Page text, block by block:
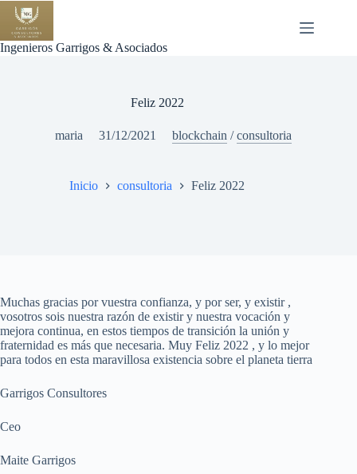
Saltar
contenido
Ingenieros Garrigos & Asociados
Feliz 2022
maria 31/12/2021 blockchain /consultoria
Inicio consultoria Feliz 2022
Muchas gracias por vuestra confianza, y por ser, y existir ,
vosotros sois nuestra razón de existir y nuestra vocación y
mejora continua, en estos tiempos de transición la unión y
fraternidad es más que necesaria. Muy Feliz 2022 , y lo mejor
para todos en esta maravillosa existencia sobre el planeta tierra
Garrigos Consultores
Ceo
Maite Garrigos